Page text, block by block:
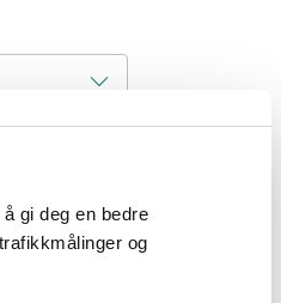
gi deg en bedre
og
in Antarctic ice shelf
warming and